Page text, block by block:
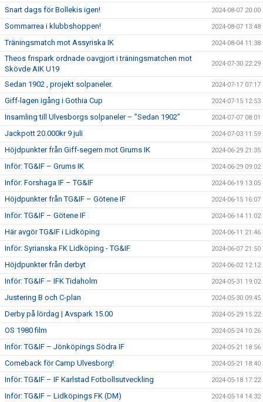
Snart dags för Bollekis igen! 2024-08-07 20:00
Sommarrea i klubbshoppen! 2024-08-07 13:48
Träningsmatch mot Assyriska IK 2024-08-04 11:38
Theos frispark ordnade oavgjort i träningsmatchen mot
Skövde AIK U19
2024-07-30 22:29
Sedan 1902 , projekt solpaneler. 2024-07-17 07:17
Giff-lagen igång i Gothia Cup 2024-07-15 12:53
Insamling till Ulvesborgs solpaneler – ”Sedan 1902” 2024-07-07 08:01
Jackpott 20.000kr 9 juli 2024-07-03 11:59
Höjdpunkter från Giff-segern mot Grums IK 2024-06-29 21:35
Inför: TG&IF – Grums IK 2024-06-29 09:02
Inför: Forshaga IF – TG&IF 2024-06-19 13:05
Höjdpunkter från TG&IF – Götene IF 2024-06-15 16:07
Inför: TG&IF – Götene IF 2024-06-14 11:02
Här avgör TG&IF i Lidköping 2024-06-11 21:46
Inför: Syrianska FK Lidköping - TG&IF 2024-06-07 21:50
Höjdpunkter från derbyt 2024-06-02 12:12
Inför: TG&IF – IFK Tidaholm 2024-05-31 19:02
Justering B och C-plan 2024-05-30 09:45
Derby på lördag | Avspark 15.00 2024-05-29 15:22
OS 1980 film 2024-05-24 10:26
Inför: TG&IF – Jönköpings Södra IF 2024-05-21 18:56
Comeback för Camp Ulvesborg! 2024-05-21 18:40
Inför: TG&IF – IF Karlstad Fotbollsutveckling 2024-05-18 17:22
Inför: TG&IF – Lidköpings FK (DM) 2024-05-14 14:32